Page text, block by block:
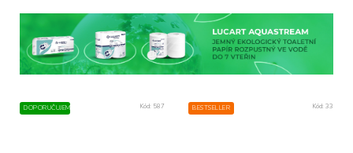
DOPORUČUJEME Kód: 587 BESTSELLER Kód: 33